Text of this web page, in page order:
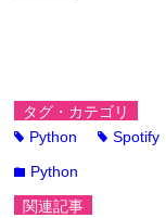
タグ・カテゴリ
tag Python tagSpotify
folder Python
関連記事